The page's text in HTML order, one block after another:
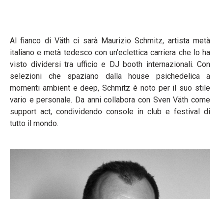
Al fianco di Väth ci sarà Maurizio Schmitz, artista metà
italiano e metà tedesco con un’eclettica carriera che lo ha
visto dividersi tra ufficio e DJ booth internazionali. Con
selezioni che spaziano dalla house psichedelica a
momenti ambient e deep, Schmitz è noto per il suo stile
vario e personale. Da anni collabora con Sven Väth come
support act, condividendo console in club e festival di
tutto il mondo.